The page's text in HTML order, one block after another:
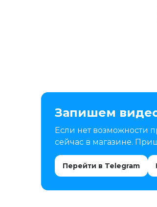
Запишем
Если нет возможности
сейчас в магазине.
Перейти в Telegram